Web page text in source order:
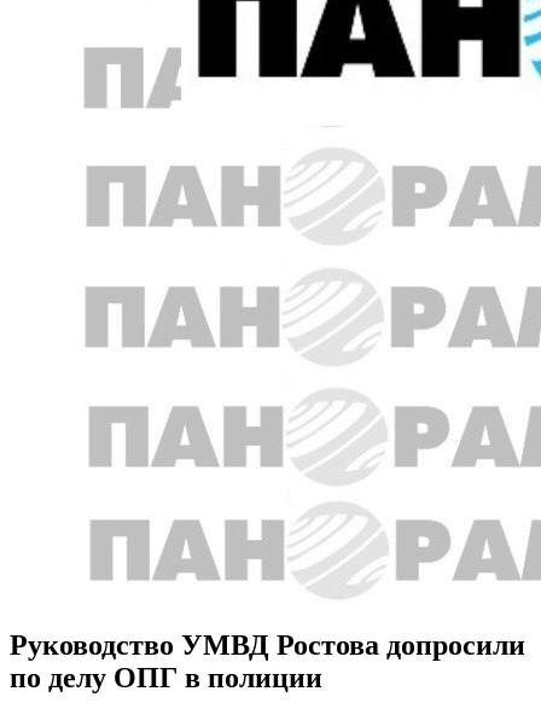
Руководство УМВД Ростова допросили
по делу ОПГ в полиции